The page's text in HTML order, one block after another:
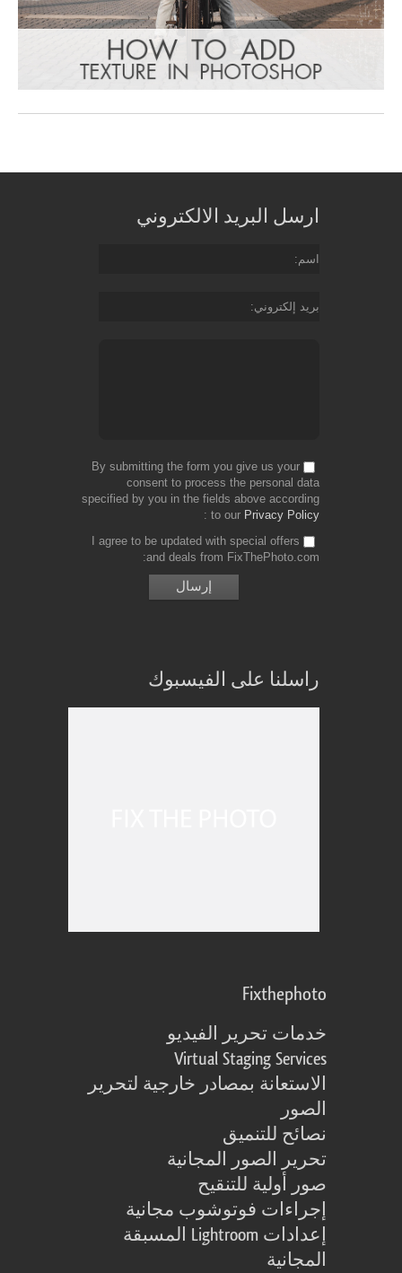
ارسل البريد الالكتروني
اسم
بريد إلكتروني
By submitting the form you give us your
consent to process the personal data
specified by you in the fields above according
to our Privacy Policy
I agree to be updated with special offers
and deals from FixThePhoto.com
راسلنا على الفيسبوك
Fixthephoto
خدمات تحرير الفيديو
Virtual Staging Services
الاستعانة بمصادر خارجية لتحرير
الصور
نصائح للتنميق
تحرير الصور المجانية
صور أولية للتنقيح
إجراءات فوتوشوب مجانية
إعدادات Lightroom المسبقة
المجانية